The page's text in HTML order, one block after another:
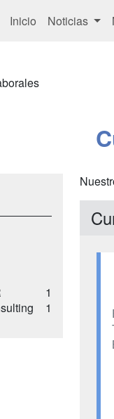
Inicio Noticias
1
1